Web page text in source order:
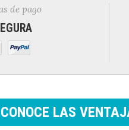
de pago
CONOCE LAS